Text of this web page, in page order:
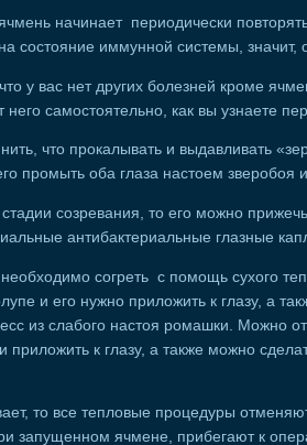
начинает периодически
состояние иммунной системы, значит,
у вас нет других болезней кроме
него самостоятельно, как вы узнаете
что прокалывать и выдавливать
промыть оба глаза настоем зверобоя
созревания, то его можно
антибактериальные глазные
согреть с помощь сухого
и его нужно приложить к глазу, а
из слабого настоя ромашки. Можно
к глазу, а также можно
то все тепловые процедуры
запущенном ячмене, прибегают к